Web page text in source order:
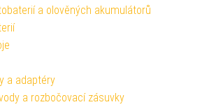
a olověných akumulátorů
a adaptéry
a rozbočovací zásuvky